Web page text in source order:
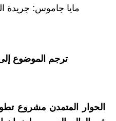
مايا جاموس: جريدة النور 22/7/
ترجم الموضوع
الحوار المتمدن مشروع